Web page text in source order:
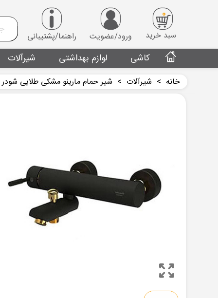
0
سبد خرید
ورود/عضویت راهنما/پشتیبانی
کاشی لوازم بهداشتی شیرآلات
خانه > شیرآلات > شیر حمام مارینو مشکی طلایی شودر